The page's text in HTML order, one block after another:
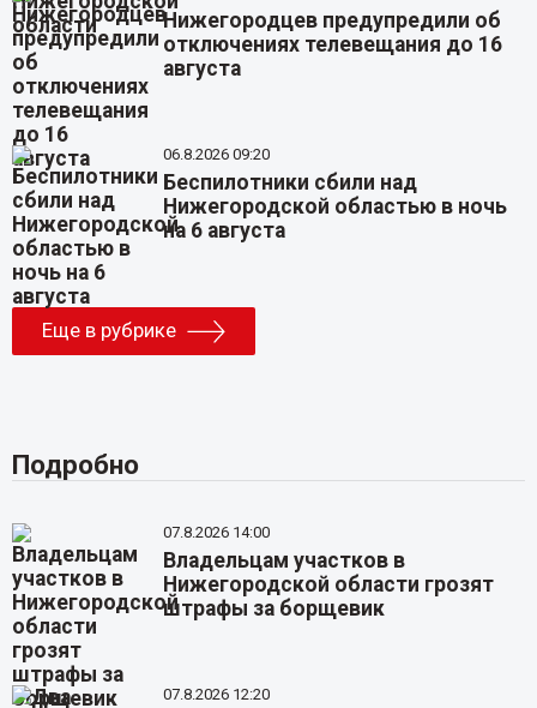
Нижегородцев предупредили об
отключениях телевещания до 16
августа
06.8.2026 09:20
Беспилотники сбили над
Нижегородской областью в ночь
на 6 августа
Еще в рубрике
Подробно
07.8.2026 14:00
Владельцам участков в
Нижегородской области грозят
штрафы за борщевик
07.8.2026 12:20